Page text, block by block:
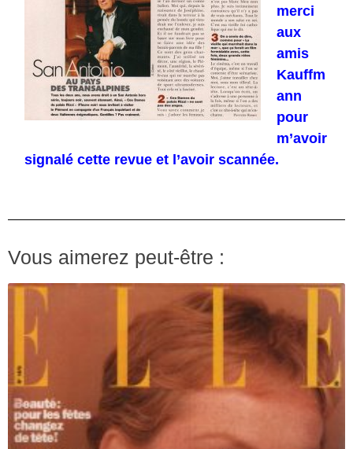
merci
aux
amis
Kauffm
ann
pour
m’avoir
signalé cette revue et l’avoir scannée.
Vous aimerez peut-être :